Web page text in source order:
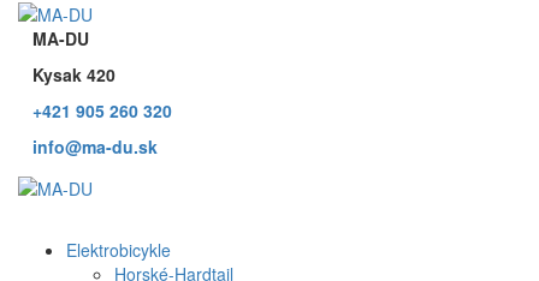
MA-DU
Kysak 420
+421 905 260 320
info@ma-du.sk
Elektrobicykle
Horské-Hardtail